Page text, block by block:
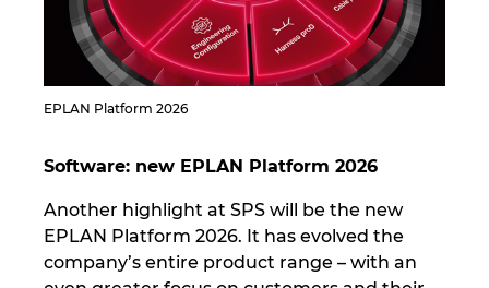
EPLAN Platform 2026
Software: new EPLAN Platform 2026
Another highlight at SPS will be the new
EPLAN Platform 2026. It has evolved the
company’s entire product range – with an